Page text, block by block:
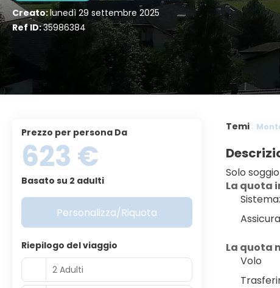
Creato:lunedì 29 settembre 2025
Ref ID:35986384
Temi
Solo
﻿La quota
La quota
Volo
Prezzo per persona Da
623 €
Basato su 2 adulti
Personalizza/Riquota
Riepilogo del viaggio
2 Adulti